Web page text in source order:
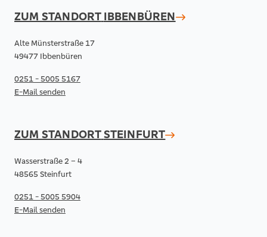
ZUM STANDORT IBBENBÜREN
Alte Münsterstraße 17
49477 Ibbenbüren
0251 - 5005 5167
E-Mail senden
ZUM STANDORTSTEINFURT
Wasserstraße 2 – 4
48565 Steinfurt
0251 - 5005 5904
E-Mail senden